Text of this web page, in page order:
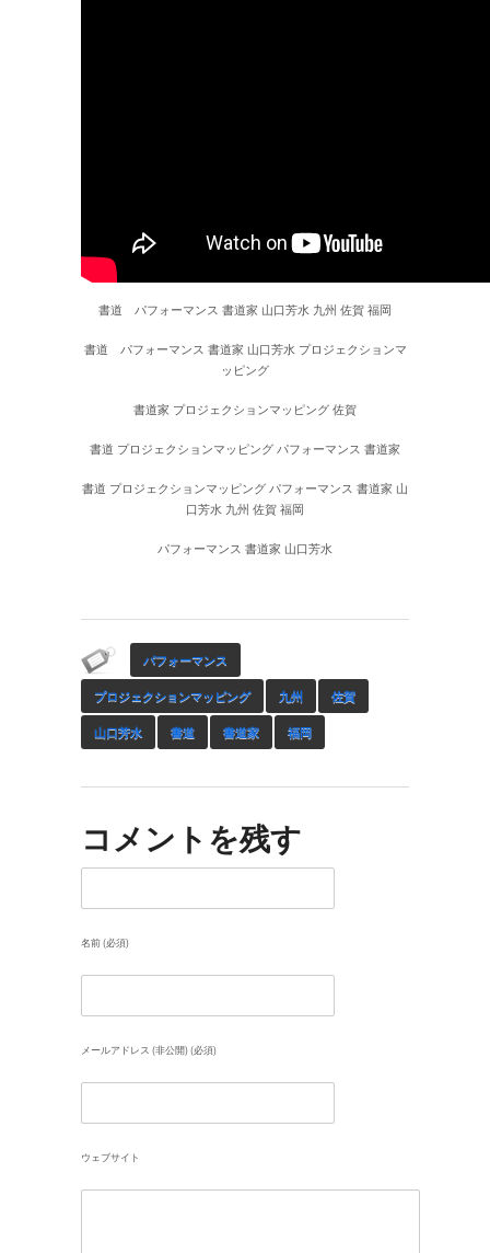
書道 パフォーマンス 書道家 山口芳水 九州 佐賀 福岡
書道 パフォーマンス 書道家 山口芳水 プロジェクションマ
ッピング
書道家 プロジェクションマッピング 佐賀
書道 プロジェクションマッピング パフォーマンス 書道家
書道 プロジェクションマッピング パフォーマンス 書道家 山
口芳水 九州 佐賀 福岡
パフォーマンス 書道家 山口芳水
パフォーマンス
プロジェクションマッピング 九州 佐賀
山口芳水 書道 書道家 福岡
コメントを残す
名前 (必須)
メールアドレス (非公開) (必須)
ウェブサイト